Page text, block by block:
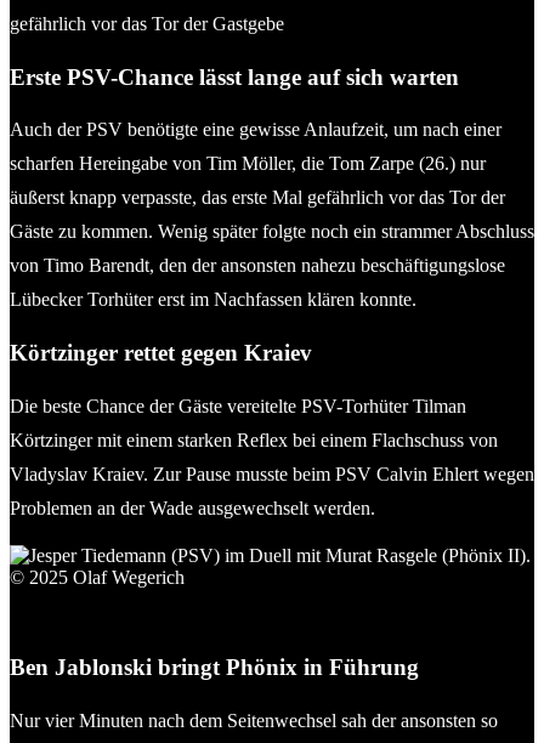
gefährlich vor das Tor der Gastgebe
Erste PSV-Chance lässt lange auf sich warten
Auch der PSV benötigte eine gewisse Anlaufzeit, um nach einer
scharfen Hereingabe von Tim Möller, die Tom Zarpe (26.) nur
äußerst knapp verpasste, das erste Mal gefährlich vor das Tor der
Gäste zu kommen. Wenig später folgte noch ein strammer Abschluss
von Timo Barendt, den der ansonsten nahezu beschäftigungslose
Lübecker Torhüter erst im Nachfassen klären konnte.
Körtzinger rettet gegen Kraiev
Die beste Chance der Gäste vereitelte PSV-Torhüter Tilman
Körtzinger mit einem starken Reflex bei einem Flachschuss von
Vladyslav Kraiev. Zur Pause musste beim PSV Calvin Ehlert wegen
Problemen an der Wade ausgewechselt werden.
Ben Jablonski bringt Phönix in Führung
Nur vier Minuten nach dem Seitenwechsel sah der ansonsten so